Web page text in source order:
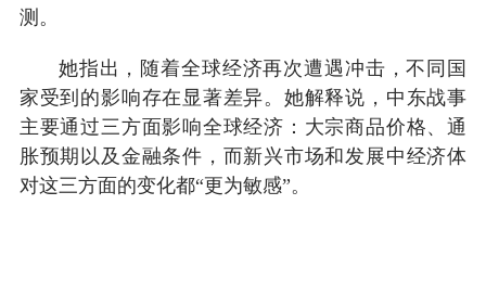
测。
她指出，随着全球经济再次遭遇冲击，不同国
家受到的影响存在显著差异。她解释说，中东战事
主要通过三方面影响全球经济：大宗商品价格、通
胀预期以及金融条件，而新兴市场和发展中经济体
对这三方面的变化都“更为敏感”。